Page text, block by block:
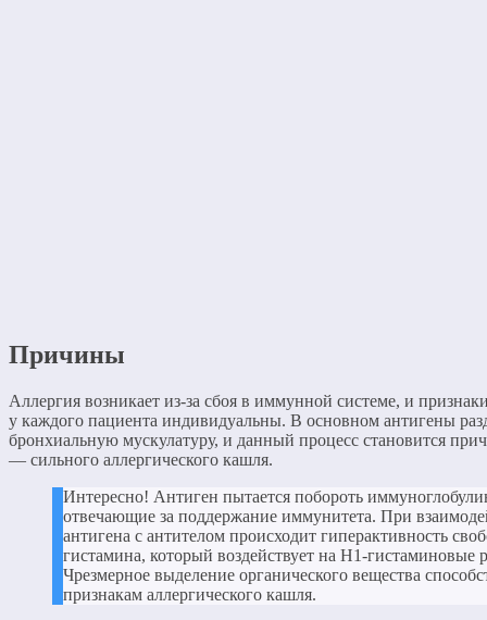
Причины
Аллергия возникает из-за сбоя в иммунной системе, и
у каждого пациента индивидуальны. В основном антигены
бронхиальную мускулатуру, и данный процесс становится
— сильного аллергического кашля.
Интересно! Антиген пытается побороть
отвечающие за поддержание иммунитета. При
антигена с антителом происходит гиперактивность
гистамина, который воздействует на H1-гистаминовые
Чрезмерное выделение органического вещества
признакам аллергического кашля.